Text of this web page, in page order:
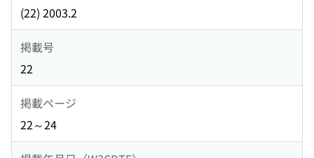
(22) 2003.2
掲載号
22
掲載ページ
22～24